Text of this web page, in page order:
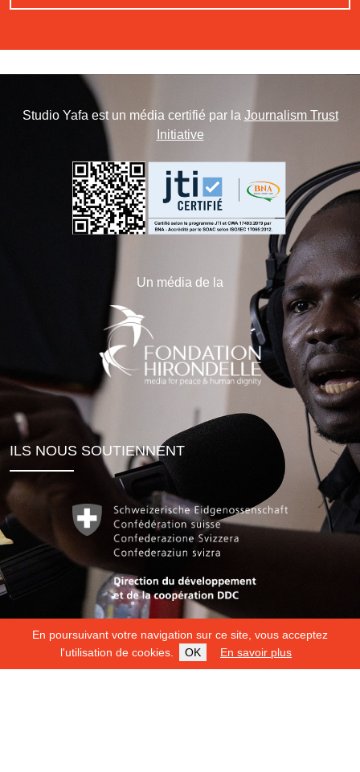
En poursuivant votre navigation sur ce site, vous acceptez
l'utilisation de cookies.
OK En savoir plus
Studio Yafa est un média certifié par la Journalism Trust
Initiative
Un média de la
ILS NOUS SOUTIENNENT